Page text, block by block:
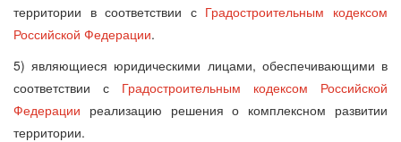
территории в соответствии с Градостроительным кодексом
Российской Федерации.
5) являющиеся юридическими лицами, обеспечивающими в
соответствии с Градостроительным кодексом Российской
Федерации реализацию решения о комплексном развитии
территории.